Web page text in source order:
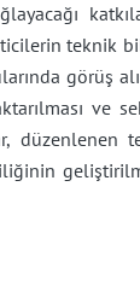
teknik
görüş
ve
düzenlenen